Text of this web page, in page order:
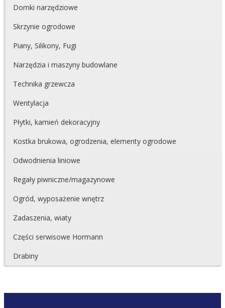
Domki narzędziowe
Skrzynie ogrodowe
Piany, Silikony, Fugi
Narzędzia i maszyny budowlane
Technika grzewcza
Wentylacja
Płytki, kamień dekoracyjny
Kostka brukowa, ogrodzenia, elementy ogrodowe
Odwodnienia liniowe
Regały piwniczne/magazynowe
Ogród, wyposażenie wnętrz
Zadaszenia, wiaty
Części serwisowe Hormann
Drabiny